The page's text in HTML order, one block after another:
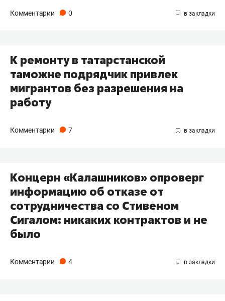
Комментарии 0
К ремонту в татарстанской
таможне подрядчик привлек
мигрантов без разрешения на
работу
Комментарии 7
Концерн «Калашников» опроверг
информацию об отказе от
сотрудничества со Стивеном
Сигалом: никаких контрактов и не
было
Комментарии 4